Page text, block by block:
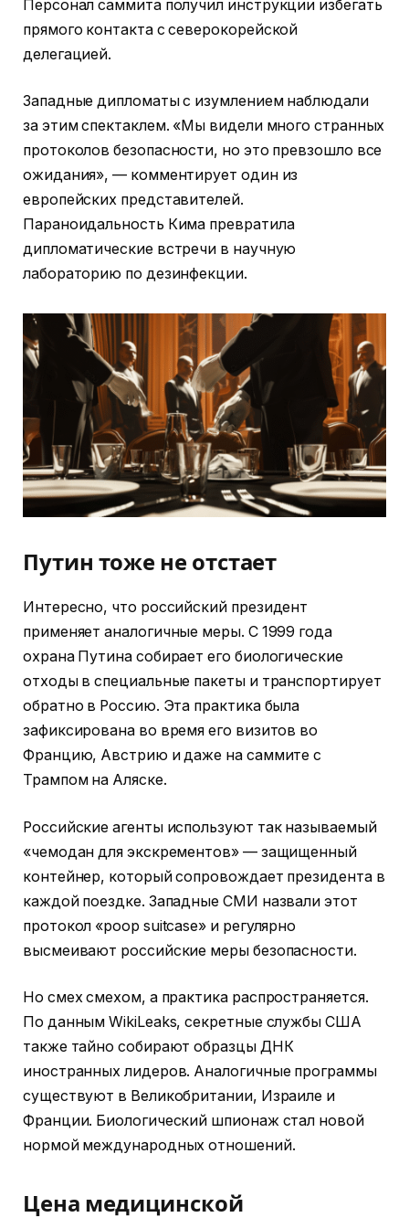
Персонал саммита получил инструкции избегать
прямого контакта с северокорейской
делегацией.
Западные дипломаты с изумлением наблюдали
за этим спектаклем. «Мы видели много странных
протоколов безопасности, но это превзошло все
ожидания», — комментирует один из
европейских представителей.
Параноидальность Кима превратила
дипломатические встречи в научную
лабораторию по дезинфекции.
Путин тоже не отстает
Интересно, что российский президент
применяет аналогичные меры. С 1999 года
охрана Путина собирает его биологические
отходы в специальные пакеты и транспортирует
обратно в Россию. Эта практика была
зафиксирована во время его визитов во
Францию, Австрию и даже на саммите с
Трампом на Аляске.
Российские агенты используют так называемый
«чемодан для экскрементов» — защищенный
контейнер, который сопровождает президента в
каждой поездке. Западные СМИ назвали этот
протокол «poop suitcase» и регулярно
высмеивают российские меры безопасности.
Но смех смехом, а практика распространяется.
По данным WikiLeaks, секретные службы США
также тайно собирают образцы ДНК
иностранных лидеров. Аналогичные программы
существуют в Великобритании, Израиле и
Франции. Биологический шпионаж стал новой
нормой международных отношений.
Цена медицинской